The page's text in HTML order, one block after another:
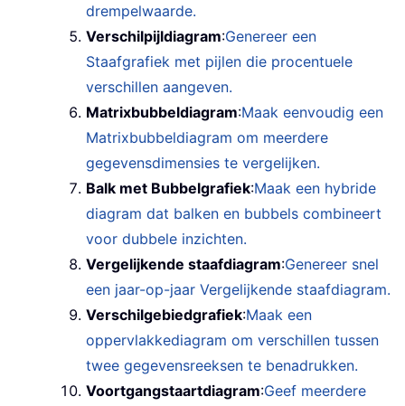
drempelwaarde.
Verschilpijldiagram:Genereer een
Staafgrafiek met pijlen die procentuele
verschillen aangeven.
Matrixbubbeldiagram:Maak eenvoudig een
Matrixbubbeldiagram om meerdere
gegevensdimensies te vergelijken.
Balk met Bubbelgrafiek:Maak een hybride
diagram dat balken en bubbels combineert
voor dubbele inzichten.
Vergelijkende staafdiagram:Genereer snel
een jaar-op-jaar Vergelijkende staafdiagram.
Verschilgebiedgrafiek:Maak een
oppervlakkediagram om verschillen tussen
twee gegevensreeksen te benadrukken.
Voortgangstaartdiagram:Geef meerdere